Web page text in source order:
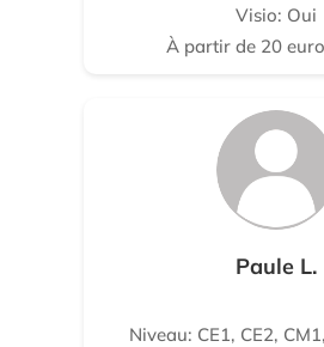
Visio: Oui
À partir de 20
Paule L.
Niveau: CE1, CE2,